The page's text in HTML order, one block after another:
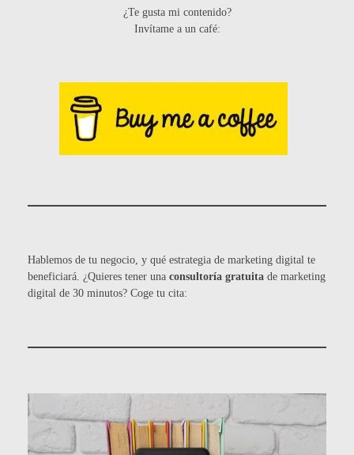
¿Te gusta mi contenido?
Invítame a un café:
Hablemos de tu negocio, y qué estrategia de marketing digital te
beneficiará. ¿Quieres tener una consultoría gratuita de marketing
digital de 30 minutos? Coge tu cita: